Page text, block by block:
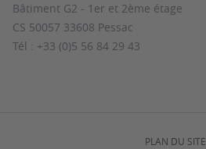
Bâtiment G2 - 1er et 2ème étage
CS 50057 33608 Pessac
Tél : +33 (0)5 56 84 29 43
PLAN DU SITE